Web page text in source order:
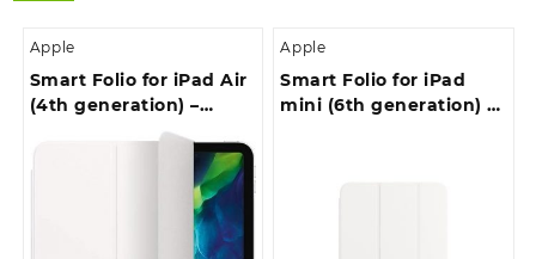
Apple
Smart Folio for iPad Air
(4th generation) –
Apple
Smart Folio for iPad
mini (6th generation) –